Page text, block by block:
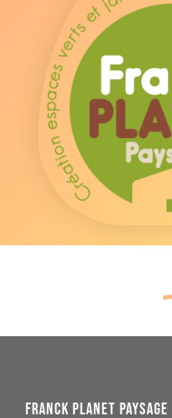
FRANCK PLANET PAYSAGE